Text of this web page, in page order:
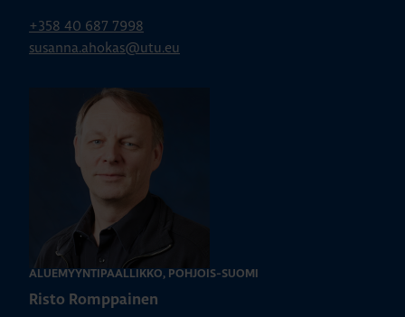
+358 40 687 7998
susanna.ahokas@utu.eu
ALUEMYYNTIPÄÄLLIKKÖ, POHJOIS-SUOMI
Risto Romppainen